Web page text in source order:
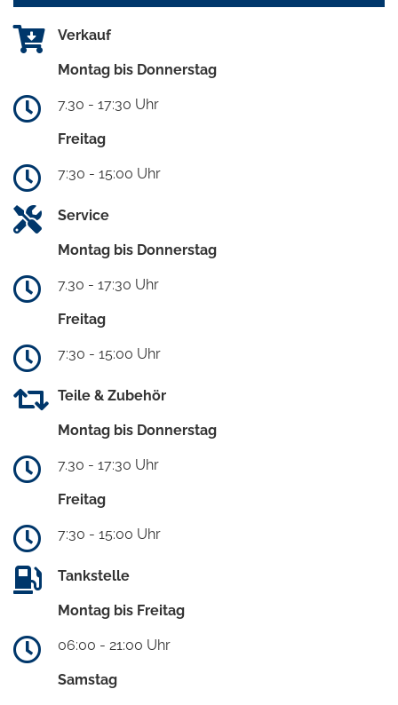
Verkauf
Montag bis Donnerstag
7.30 - 17:30 Uhr
Freitag
7:30 - 15:00 Uhr
Service
Montag bis Donnerstag
7.30 - 17:30 Uhr
Freitag
7:30 - 15:00 Uhr
Teile & Zubehör
Montag bis Donnerstag
7.30 - 17:30 Uhr
Freitag
7:30 - 15:00 Uhr
Tankstelle
Montag bis Freitag
06:00 - 21:00 Uhr
Samstag